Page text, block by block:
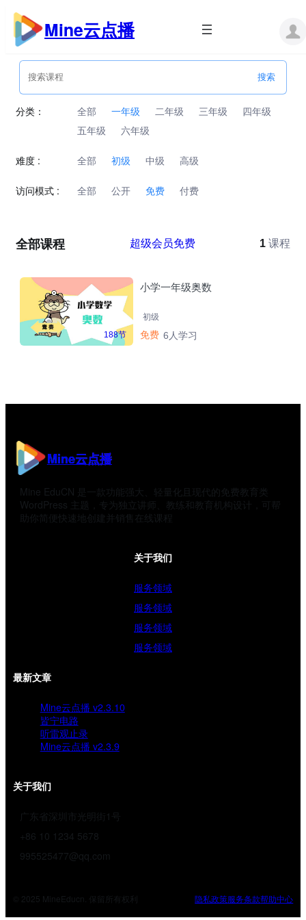
跳
内
Mine云点播
分类： 全部 一年级 二年级 三年级
四年级
五年级
六年级
难度 : 全部 初级 中级 高级
访问模式 : 全部 公开 免费 付费
全部课程 超级会员免费 1 课程
188节
小学一年级奥数
初级
免费 6人学习
Mine云点播
Mine EduCN 是一款功能强大、轻量化且现代的免费教育类
WordPress 主题，专为独立讲师、教练和教育机构设计，可帮
助你简便快速地创建并销售在线课程
关于我们
服务领域
服务领域
服务领域
服务领域
最新文章
Mine云点播 v2.3.10
皆宁电路
听雷观止录
Mine云点播 v2.3.9
关于我们
广东省深圳市光明街1号
+86 10 1234 5678
995525477@qq.com
© 2025 MineEducn. 保留所有权利 隐私政策服务条款帮助中心